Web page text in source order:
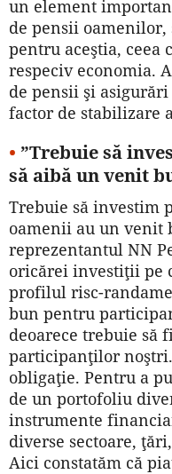
un element
de pensii oamenilor,
pentru aceştia, ceea
respeciv economia.
de pensii şi
factor de stabilizare
• ”Trebuie să
să aibă un venit
Trebuie să investim
oamenii au un venit
reprezentantul NN
oricărei investiţii pe
profilul risc-
bun pentru
deoarece trebuie să
participanţilor
obligaţie. Pentru a
de un portofoliu
instrumente
diverse sectoare,
Aici constatăm că